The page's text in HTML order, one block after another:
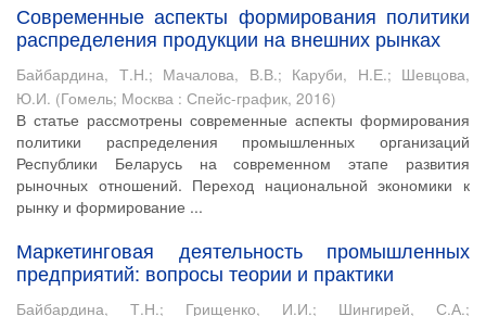
Современные аспекты формирования политики
распределения продукции на внешних рынках
Байбардина, Т.Н.; Мачалова, В.В.; Каруби, Н.Е.; Шевцова,
Ю.И. (Гомель; Москва : Спейс-график, 2016)
В статье рассмотрены современные аспекты формирования
политики распределения промышленных организаций
Республики Беларусь на современном этапе развития
рыночных отношений. Переход национальной экономики к
рынку и формирование ...
Маркетинговая деятельность промышленных
предприятий: вопросы теории и практики
Байбардина, Т.Н.; Грищенко, И.И.; Шингирей, С.А.;